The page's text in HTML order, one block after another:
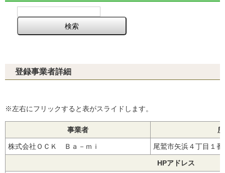
登録事業者詳細
※左右にフリックすると表がスライドします。
事業者
株式会社ＯＣＫ Ｂａ－ｍｉ 尾鷲市矢浜４丁目１
HPアドレス